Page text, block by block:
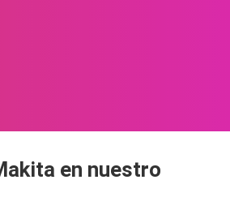
en nuestro